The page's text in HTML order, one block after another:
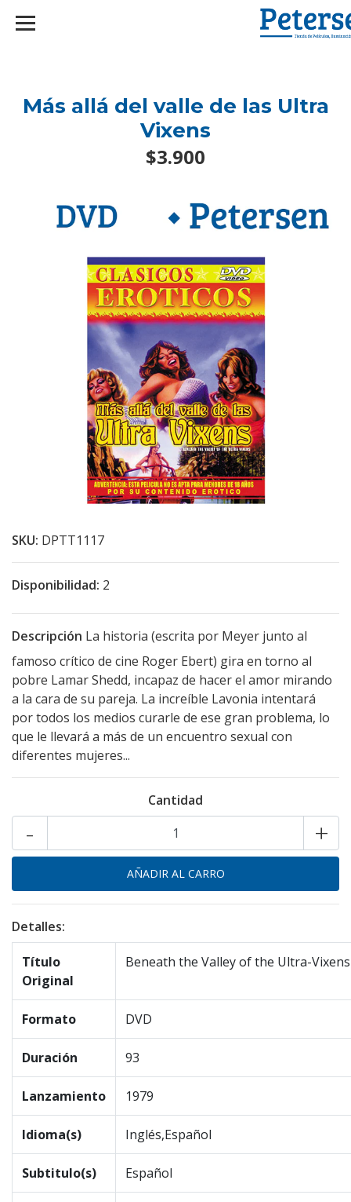
Más allá del valle de las Ultra
Vixens
$3.900
SKU: DPTT1117
Disponibilidad: 2
Descripción La historia (escrita por Meyer junto al
famoso crítico de cine Roger Ebert) gira en torno al
pobre Lamar Shedd, incapaz de hacer el amor mirando
a la cara de su pareja. La increíble Lavonia intentará
por todos los medios curarle de ese gran problema, lo
que le llevará a más de un encuentro sexual con
diferentes mujeres...
Cantidad
+
-
Detalles:
Título
Original
Beneath the Valley of the Ultra-Vixens
Formato DVD
Duración 93
Lanzamiento 1979
Idioma(s) Inglés,Español
Subtitulo(s) Español